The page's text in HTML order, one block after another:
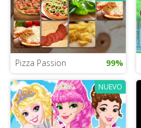
Pizza Passion 99%
NUEVO